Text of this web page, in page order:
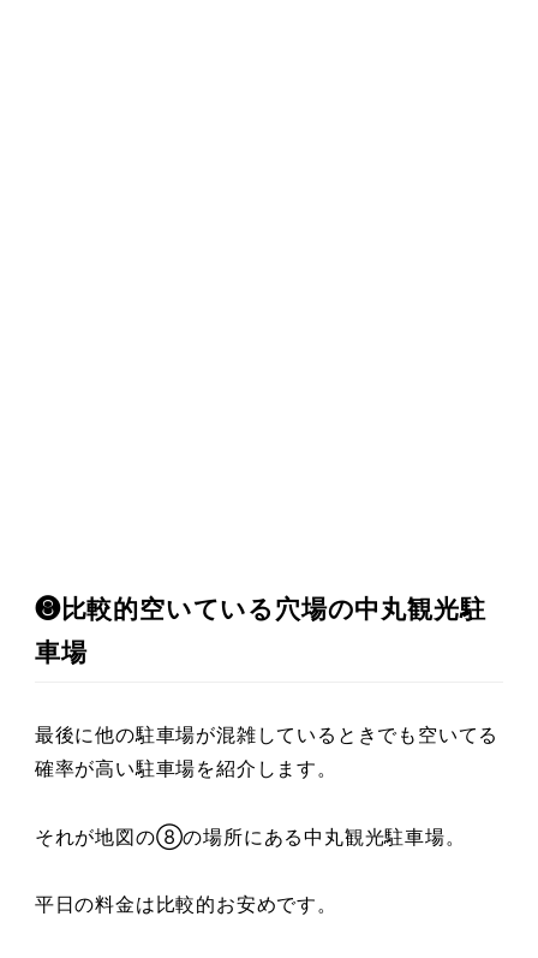
❽比較的空いている穴場の中丸観光駐
車場
最後に他の駐車場が混雑しているときでも空いてる
確率が高い駐車場を紹介します。
それが地図の⑧の場所にある中丸観光駐車場。
平日の料金は比較的お安めです。